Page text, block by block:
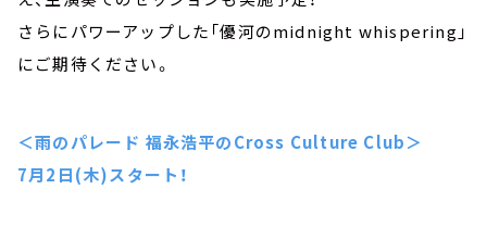
さらにパワーアップした「優河のmidnight whispering」
にご期待ください。
＜雨のパレード 福永浩平のCross Culture Club＞
7月2日(木)スタート！